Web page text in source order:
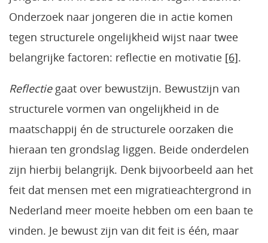
Onderzoek naar jongeren die in actie komen
tegen structurele ongelijkheid wijst naar twee
belangrijke factoren: reflectie en motivatie [6].
Reflectiegaat over bewustzijn. Bewustzijn van
structurele vormen van ongelijkheid in de
maatschappij én de structurele oorzaken die
hieraan ten grondslag liggen. Beide onderdelen
zijn hierbij belangrijk. Denk bijvoorbeeld aan het
feit dat mensen met een migratieachtergrond in
Nederland meer moeite hebben om een baan te
vinden. Je bewust zijn van dit feit is één, maar